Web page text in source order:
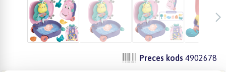
Preces kods 4902678